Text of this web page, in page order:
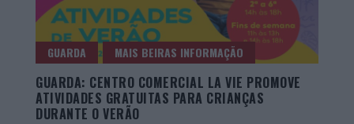
GUARDA MAIS BEIRAS INFORMAÇÃO
GUARDA: CENTRO COMERCIAL LA VIE PROMOVE
ATIVIDADES GRATUITAS PARA CRIANÇAS
DURANTE O VERÃO